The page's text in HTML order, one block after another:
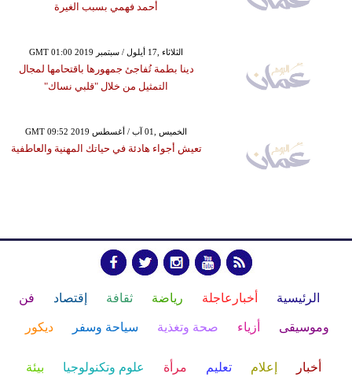
أحمد فهمي بسبب الغيرة
GMT 01:00 2019 الثلاثاء ,17 أيلول / سبتمبر
دينا بطمة تُفاجئ جمهورها باقتحامها لمجال
التمثيل من خلال "قلبي نساك"
GMT 09:52 2019 الخميس ,01 آب / أغسطس
تعيش أجواء هادئة في حياتك المهنية والعاطفية
الرئيسية أخبارعاجلة رياضة ثقافة إقتصاد فن
وموسيقى أزياء صحة وتغذية سياحة وسفر ديكور
أخبار إعلام تعليم مرأة علوم وتكنولوجيا بيئة